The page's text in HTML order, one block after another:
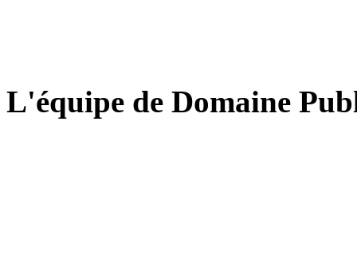
L'équipe de Domaine